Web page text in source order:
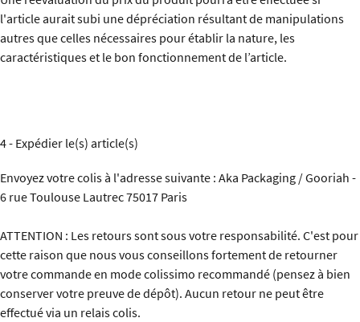
l'article aurait subi une dépréciation résultant de manipulations
autres que celles nécessaires pour établir la nature, les
caractéristiques et le bon fonctionnement de l’article.
4 - Expédier le(s) article(s)
Envoyez votre colis à l'adresse suivante : Aka Packaging / Gooriah -
6 rue Toulouse Lautrec 75017 Paris
ATTENTION : Les retours sont sous votre responsabilité. C'est pour
cette raison que nous vous conseillons fortement de retourner
votre commande en mode colissimo recommandé (pensez à bien
conserver votre preuve de dépôt). Aucun retour ne peut être
effectué via un relais colis.